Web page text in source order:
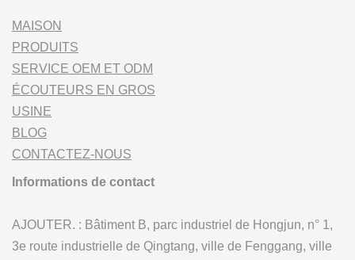
MAISON
PRODUITS
SERVICE OEM ET ODM
ÉCOUTEURS EN GROS
USINE
BLOG
CONTACTEZ-NOUS
Informations de contact
AJOUTER. : Bâtiment B, parc industriel de Hongjun, n° 1,
3e route industrielle de Qingtang, ville de Fenggang, ville